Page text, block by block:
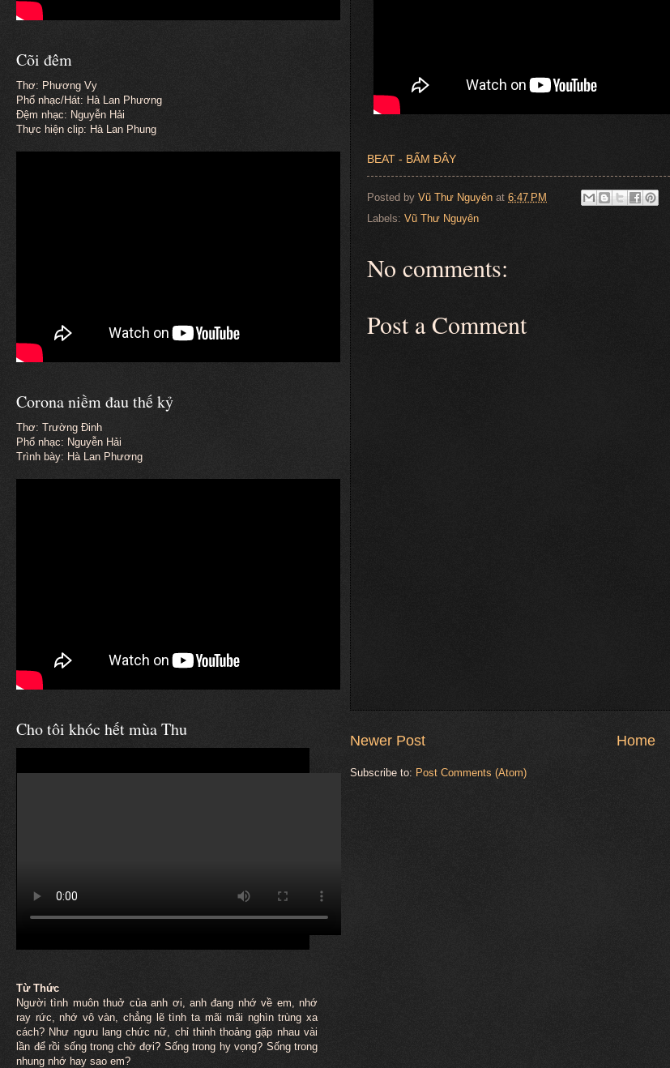
BEAT - BẤM ĐÂY
Posted by Vũ Thư Nguyên at 6:47 PM
Labels: Vũ Thư Nguyên
No comments:
Post a Comment
Newer Post Home
Subscribe to: Post Comments (Atom)
Cõi đêm
Thơ: Phương Vy
Phổ nhạc/Hát: Hà Lan Phương
Đệm nhạc: Nguyễn Hải
Thực hiện clip: Hà Lan Phung
Corona niềm đau thế kỷ
Thơ: Trường Đinh
Phổ nhạc: Nguyễn Hải
Trình bày: Hà Lan Phương
Cho tôi khóc hết mùa Thu
Từ Thức
Người tình muônthuở của anh ơi, anh đang nhớ về em, nhớ
ray rức, nhớ vô vàn, chẳng lẽ tình ta mãi mãi nghìn trùng xa
cách? Như ngưu lang chức nữ, chỉ thỉnh thoảng gặp nhau vài
lần để rồi sống trong chờ đợi? Sống trong hy vọng? Sống trong
nhung nhớ hay sao em?